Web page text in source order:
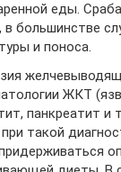
еды.
в большинстве
и поноса.
ЖКТ
панкреатит и
такой